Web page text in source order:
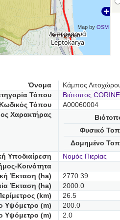
Λεπτοκαρυά
Map byOSM
Όνομα
Κάμπος
Τόπου
Βιότοπος CORINE
Κωδικός Τόπου
A00060004
Χαρακτήρας
Φυσικό
Δομημένο
Υποδιαίρεση
Νομός Πιερίας
Κοινότητα
Έκταση (ha)
2770.39
Έκταση (ha)
2000.0
(km)
26.5
Υψόμετρο (m)
200.0
Υψόμετρο (m)
2.0